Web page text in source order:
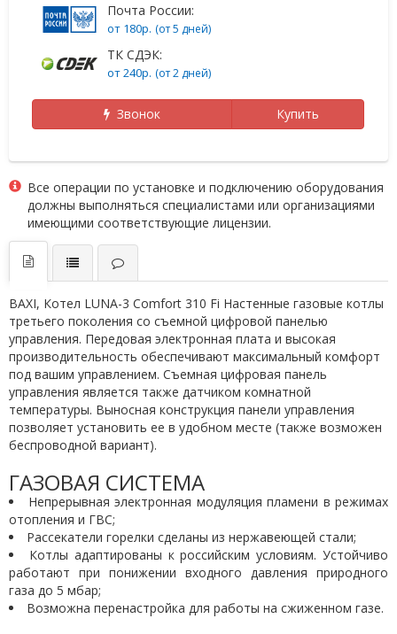
Почта России:
от 180р. (от 5 дней)
ТК СДЭК:
от 240р. (от 2 дней)
Звонок Купить
Все операции по установке и подключению оборудования
должны выполняться специалистами или организациями
имеющими соответствующие лицензии.
BAXI, Котел LUNA-3 Comfort 310 Fi Настенные газовые котлы
третьего поколения со съемной цифровой панелью
управления. Передовая электронная плата и высокая
производительность обеспечивают максимальный комфорт
под вашим управлением. Съемная цифровая панель
управления является также датчиком комнатной
температуры. Выносная конструкция панели управления
позволяет установить ее в удобном месте (также возможен
беспроводной вариант).
ГАЗОВАЯ СИСТЕМА
Непрерывная электронная модуляция пламени в режимах
отопления и ГВС;
Рассекатели горелки сделаны из нержавеющей стали;
Котлы адаптированы к российским условиям. Устойчиво
работают при понижении входного давления природного
газа до 5 мбар;
Возможна перенастройка для работы на сжиженном газе.